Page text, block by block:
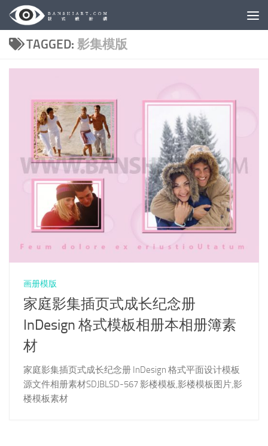
Skip to content
TAGGED: 影集模版
画册模版
家庭影集插页式成长纪念册
InDesign 格式模板相册本相册簿素
材
家庭影集插页式成长纪念册 InDesign 格式平面设计模板
源文件相册素材SDJBLSD-567 影楼模板,影楼模板图片,影
楼模板素材